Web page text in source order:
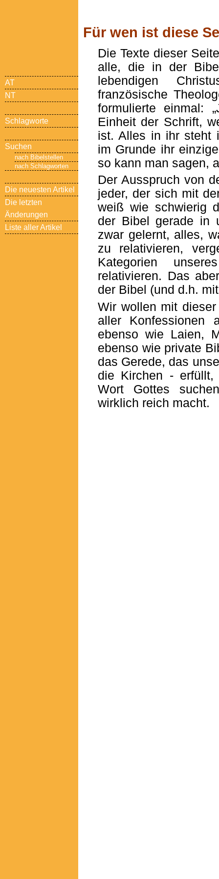
Für wen ist diese
Die Texte dieser
alle, die in der
lebendigen
französische
formulierte einmal:
Einheit der Schrift,
ist. Alles in ihr steht
im Grunde ihr
so kann man sagen,
Der Ausspruch von
jeder, der sich mit
weiß wie schwierig
der Bibel gerade in
zwar gelernt, alles,
zu relativieren,
Kategorien
relativieren. Das
der Bibel (und d.h.
Wir wollen mit
aller Konfessionen
ebenso wie Laien,
ebenso wie private
das Gerede, das
die Kirchen -
Wort Gottes
wirklich reich macht.
AT
NT
Schlagworte
Suchen
nach Bibelstellen
nach Schlagworten
Die neuesten Artikel
Die letzten
Änderungen
Liste aller Artikel